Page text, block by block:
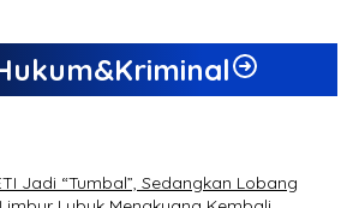
Jadi “Tumbal”, Sedangkan Lobang